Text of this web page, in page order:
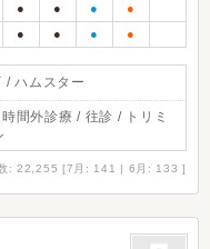
● ● ● ●
● ● ● ●
/ ハムスター
間外診療 / 往診 / トリミ
: 22,255 [7月: 141 | 6月: 133 ]